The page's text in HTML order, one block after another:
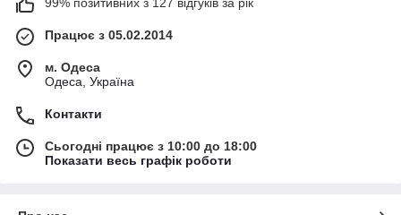
Працює з 05.02.2014
м. Одеса
Одеса, Україна
Контакти
Сьогодні працює з 10:00 до 18:00
Показати весь графік роботи